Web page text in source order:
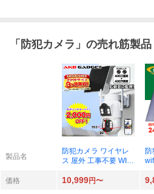
「 防犯カメラ 」の売れ筋製品
製品名
防犯カメラ ワイヤレ
ス 屋外 工事不要 WIFI
機能 家庭用 ネットワ
防
価格 10,999円〜